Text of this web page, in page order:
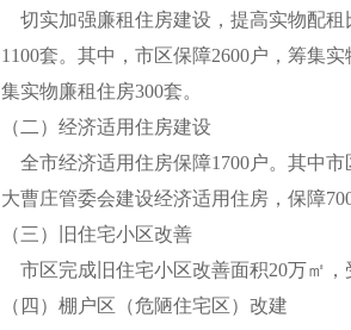
切实加强廉租住房建设，提高实物配租
1100套。其中，市区保障2600户，筹集
集实物廉租住房300套。
（二）经济适用住房建设
全市经济适用住房保障1700户。其中
大曹庄管委会建设经济适用住房，保障700
（三）旧住宅小区改善
市区完成旧住宅小区改善面积20万㎡，
（四）棚户区（危陋住宅区）改建